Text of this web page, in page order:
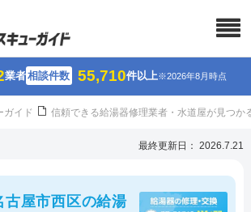
業者相談件数 55,710件以上※2026年8月時点
ガイド 信頼できる給湯器修理業者・水道屋が見つか
最終更新日： 2026.7.21
古屋市西区の給湯